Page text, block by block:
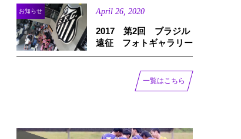
お知らせ April 26 2020
2017 第2回 ブラジル
遠征 フォトギャラリー
一覧はこちら